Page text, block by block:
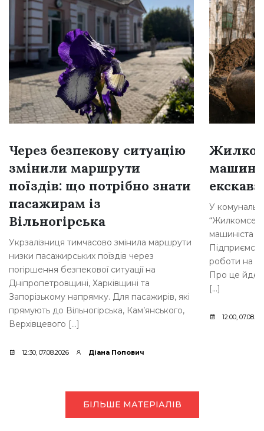
Через безпекову ситуацію
змінили маршрути
поїздів: що потрібно знати
пасажирам із
Вільногірська
Укрзалізниця тимчасово змінила маршрути
низки пасажирських поїздів через
погіршення безпекової ситуації на
Дніпропетровщині, Харківщині та
Запорізькому напрямку. Для пасажирів, які
прямують до Вільногірська, Кам’янського,
Верхівцевого […]
12:30, 07.08.2026 Діана Попович
У
машиніста
роботи на
Про це
[…]
12:00,
БІЛЬШЕ МАТЕРІАЛІВ